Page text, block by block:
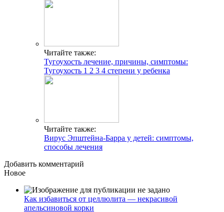
Читайте также:
Тугоухость лечение, причины, симптомы:
Тугоухость 1 2 3 4 степени у ребенка
Читайте также:
Вирус Эпштейна-Барра у детей: симптомы,
способы лечения
Добавить комментарий
Новое
Как избавиться от целлюлита — некрасивой
апельсиновой корки